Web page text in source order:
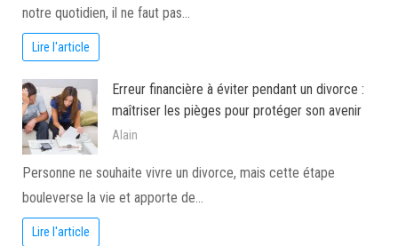
notre quotidien, il ne faut pas…
Lire l'article
Erreur financière à éviter pendant un divorce :
maîtriser les pièges pour protéger son avenir
Alain
Personne ne souhaite vivre un divorce, mais cette étape
bouleverse la vie et apporte de…
Lire l'article